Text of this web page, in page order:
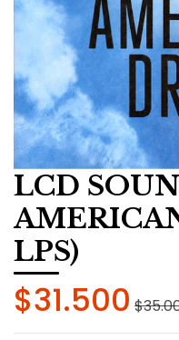
LCD
LPS)
$31.500